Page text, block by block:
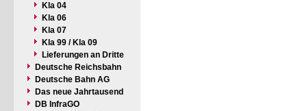
Kla 04
Kla 06
Kla 07
Kla 99 / Kla 09
Lieferungen an Dritte
Deutsche Reichsbahn
Deutsche Bahn AG
Das neue Jahrtausend
DB InfraGO